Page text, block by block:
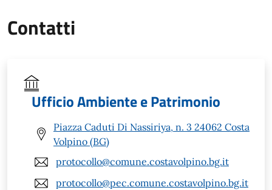
Contatti
Ufficio Ambiente e Patrimonio
Piazza Caduti Di Nassiriya, n. 3 24062 Costa
Volpino (BG)
protocollo@comune.costavolpino.bg.it
protocollo@pec.comune.costavolpino.bg.it